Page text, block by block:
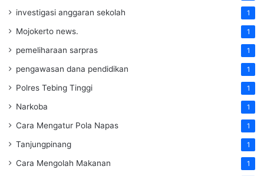
investigasi anggaran sekolah 1
Mojokerto news. 1
pemeliharaan sarpras 1
pengawasan dana pendidikan 1
Polres Tebing Tinggi 1
Narkoba 1
Cara Mengatur Pola Napas 1
Tanjungpinang 1
Cara Mengolah Makanan 1